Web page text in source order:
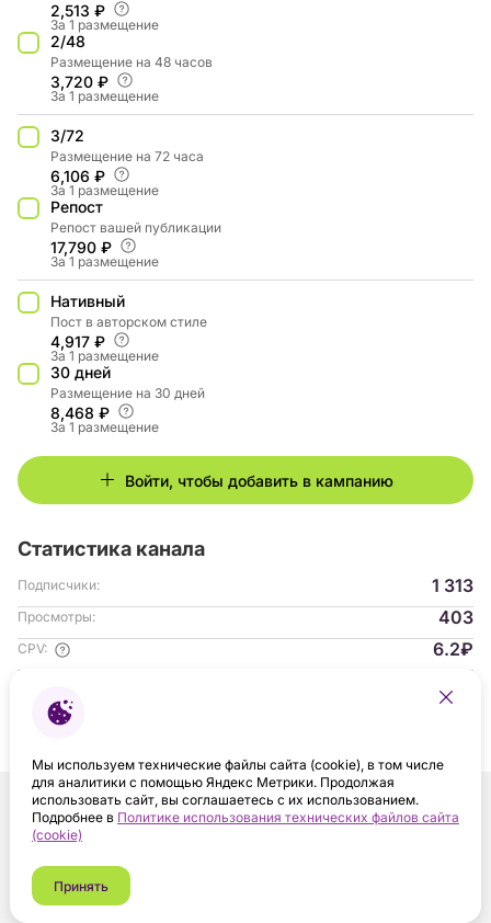
Мы используем технические файлы сайта (cookie), в том числе
для аналитики с помощью Яндекс Метрики. Продолжая
использовать сайт, вы соглашаетесь с их использованием.
Подробнее в Политике использования технических файлов сайта
(cookie)
Принять
2,513 ₽
За 1 размещение
2/48
Размещение на 48 часов
3,720 ₽
За 1 размещение
3/72
Размещение на 72 часа
6,106 ₽
За 1 размещение
Репост
Репост вашей публикации
17,790 ₽
За 1 размещение
Нативный
Пост в авторском стиле
4,917 ₽
За 1 размещение
30 дней
Размещение на 30 дней
8,468 ₽
За 1 размещение
Войти, чтобы добавить в кампанию
Статистика канала
Подписчики: 1 313
Просмотры: 403
CPV: 6.2₽
Гендер аудитории: